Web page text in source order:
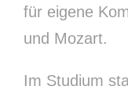
für eigene
und Mozart.
Im Studium